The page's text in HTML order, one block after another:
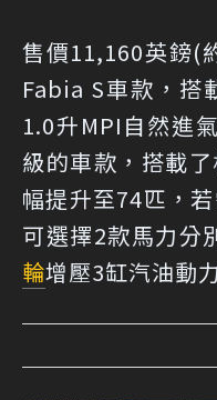
售價11,160英鎊(
Fabia S車款，搭
1.0升MPI自然進
級的車款，搭載
幅提升至74匹，
可選擇2款馬力分
輪增壓3缸汽油動